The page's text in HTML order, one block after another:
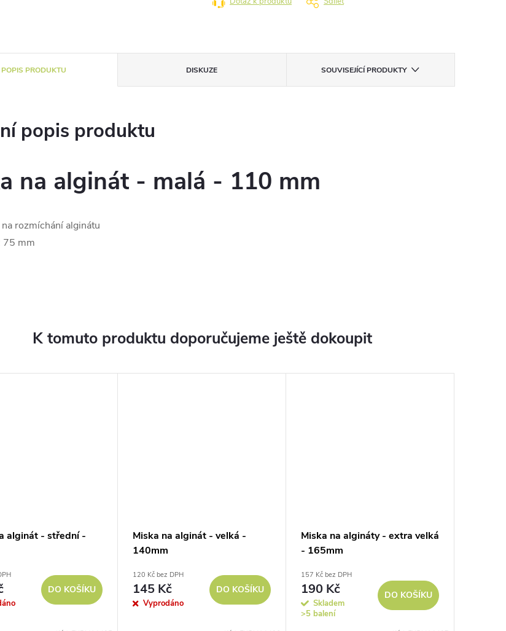
POPIS PRODUKTU DISKUZE SOUVISEJÍCÍ PRODUKTY
popis produktu
na alginát - malá - 110 mm
rozmíchání alginátu
75 mm
K tomuto produktu doporučujeme ještě dokoupit
alginát - střední -
DO KOŠÍKU
Miska na alginát - velká -
140mm
120 Kč bez DPH
145 Kč
Vyprodáno
DO KOŠÍKU
Miska na algináty - extra velká
- 165mm
157 Kč bez DPH
190 Kč
Skladem
>5 balení
DO KOŠÍKU